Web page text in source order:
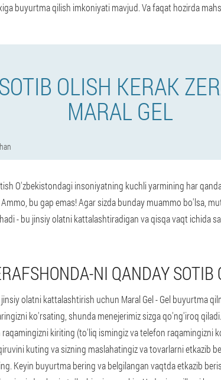
buyurtma qilish imkoniyati mavjud. Va faqat hozirda
OLISH KERAK
MARAL GEL
O'zbekistondagi insoniyatning kuchli yarmining har
bu gap emas! Agar sizda bunday muammo bo'lsa,
- bu jinsiy olatni kattalashtiradigan va qisqa vaqt ichida
NI QANDAY
olatni kattalashtirish uchun Maral Gel - Gel buyurtma
ko'rsating, shunda menejerimiz sizga qo'ng'iroq
kiriting (to'liq ismingiz va telefon raqamingizni
kuting va sizning maslahatingiz va tovarlarni etkazib
Keyin buyurtma bering va belgilangan vaqtda etkazib